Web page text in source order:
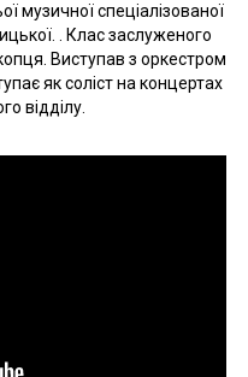
музичної спеціалізованої
. Клас заслуженого
Виступав з оркестром
як соліст на концертах
відділу.